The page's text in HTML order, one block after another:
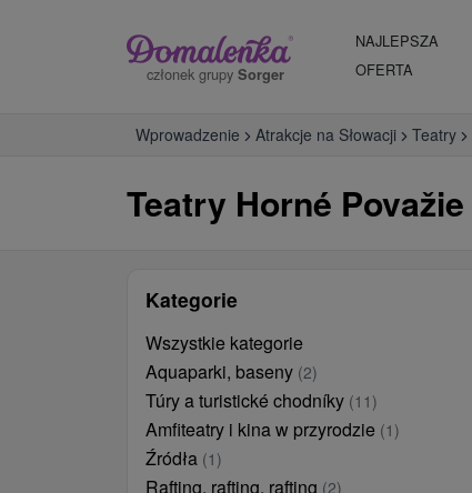
członek grupy Sorger
NAJLEPSZA
OFERTA
Wprowadzenie Atrakcje na Słowacji Teatry
Teatry Horné Považie
Kategorie
Wszystkie kategorie
Aquaparki, baseny (2)
Túry a turistické chodníky (11)
Amfiteatry i kina w przyrodzie (1)
Źródła (1)
Rafting, rafting, rafting (2)